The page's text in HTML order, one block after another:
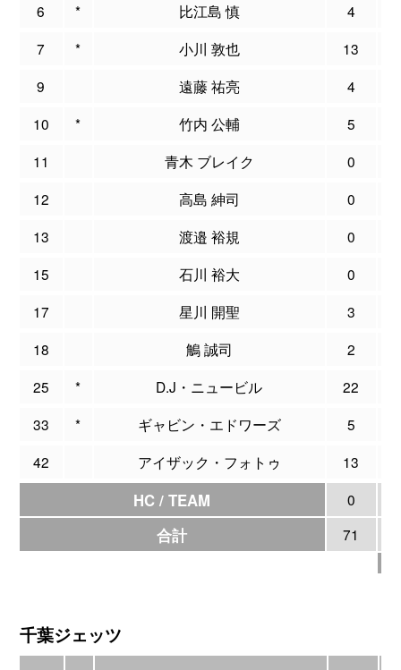
6
* 比江島 慎 4
7
* 小川 敦也 13
9
遠藤 祐亮 4
10
* 竹内 公輔 5
11
青木 ブレイク 0
12
高島 紳司 0
13
渡邉 裕規 0
15
石川 裕大 0
17
星川 開聖 3
18
鵤 誠司 2
25
* D.J・ニュービル 22
33
* ギャビン・エドワーズ 5
42
アイザック・フォトゥ 13
HC / TEAM 0
合計 71
千葉ジェッツ